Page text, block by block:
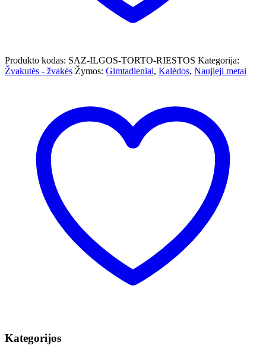
Produkto kodas: SAZ-ILGOS-TORTO-RIESTOS Kategorija:
Žvakutės - žvakės Žymos: Gimtadieniai, Kalėdos, Naujieji metai
Kategorijos